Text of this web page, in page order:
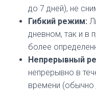
до 7 дней), не
Гибкий режим:
дневном, так и в
более
Непрерывный
непрерывно в
времени (обычно